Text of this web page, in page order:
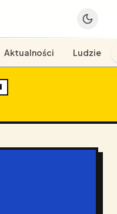
Aktualności Ludzie